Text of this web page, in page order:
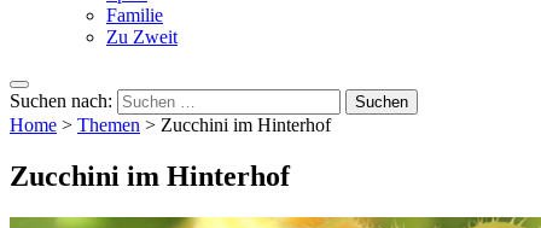
Familie
Zu Zweit
Suchen nach:
Home > Themen > Zucchini im Hinterhof
Zucchini im Hinterhof